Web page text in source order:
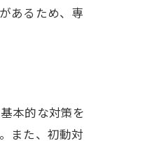
あるため、専
本的な対策を
また、初動対